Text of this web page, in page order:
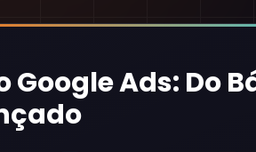
Google Ads: Do